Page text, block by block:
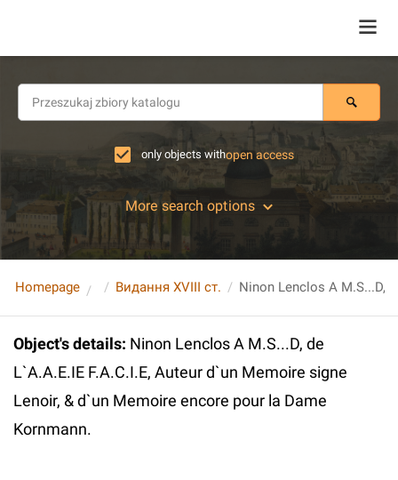
only objects withopen access
More search options
Homepage Видання XVIII ст.
Object's details: Ninon Lenclos A M.S...D, de
L`A.A.E.IE F.A.C.I.E, Auteur d`un Memoire signe
Lenoir, & d`un Memoire encore pour la Dame
Kornmann.